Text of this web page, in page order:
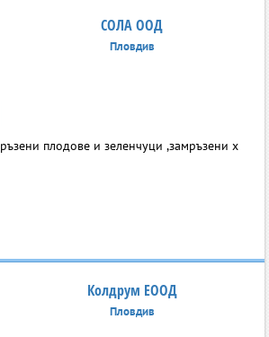
СОЛА ООД
Пловдив
плодове и зеленчуци ,замръзени х
Колдрум ЕООД
Пловдив